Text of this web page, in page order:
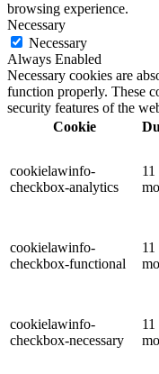
browsing experience.
Necessary
Necessary
Always Enabled
Necessary cookies are
function properly. These
security features of the
Cookie
cookielawinfo-
checkbox-analytics
11
cookielawinfo-
checkbox-functional
11
cookielawinfo-
checkbox-necessary
11